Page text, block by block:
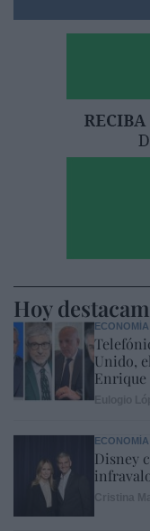
Hoy
ECONOMÍA
Unido,
ECONOMÍA
Disney